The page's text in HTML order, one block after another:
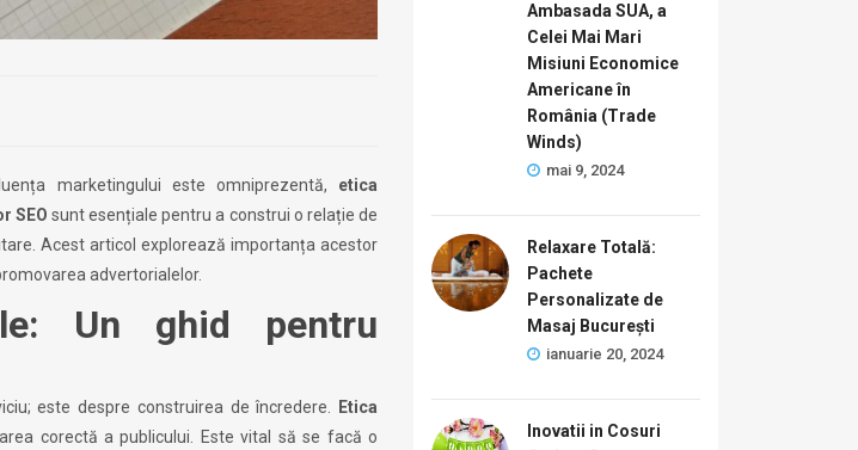
marketingului este omniprezentă, etica
SEO sunt esențiale pentru a construi o relație de
Acest articol explorează importanța acestor
advertorialelor.
Un ghid pentru
este despre construirea de încredere.
Etica
corectă a publicului. Este vital să se facă o
Ambasada SUA, a
Celei Mai Mari
Misiuni Economice
Americane în
România (Trade
Winds)
mai 9, 2024
Relaxare Totală:
Pachete
Personalizate de
Masaj București
ianuarie 20, 2024
Inovatii in Cosuri